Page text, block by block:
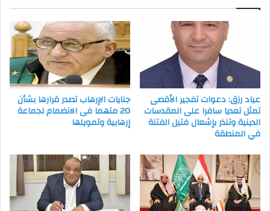
عياد رزق: دعوات تفجير الأقصى
تمثل تعديا سافرا على المقدسات
الدينية وتنذر بإشعال فتيل الفتنة
في المنطقة
جنايات الإرهاب تصدر قرارها بشأن
20 متهما فى الانضمام لجماعة
إرهابية وتمويلها